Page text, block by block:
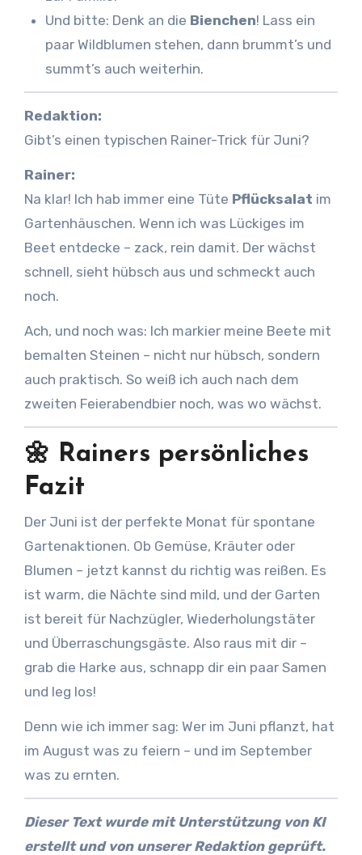
Und bitte: Denk an die Bienchen! Lass ein
paar Wildblumen stehen, dann brummt’s und
summt’s auch weiterhin.
Redaktion:
Gibt’s einen typischen Rainer-Trick für Juni?
Rainer:
Na klar! Ich hab immer eine Tüte Pflücksalat im
Gartenhäuschen. Wenn ich was Lückiges im
Beet entdecke – zack, rein damit. Der wächst
schnell, sieht hübsch aus und schmeckt auch
noch.
Ach, und noch was: Ich markier meine Beete mit
bemalten Steinen – nicht nur hübsch, sondern
auch praktisch. So weiß ich auch nach dem
zweiten Feierabendbier noch, was wo wächst.
🌼 Rainers persönliches
Fazit
Der Juni ist der perfekte Monat für spontane
Gartenaktionen. Ob Gemüse, Kräuter oder
Blumen – jetzt kannst du richtig was reißen. Es
ist warm, die Nächte sind mild, und der Garten
ist bereit für Nachzügler, Wiederholungstäter
und Überraschungsgäste. Also raus mit dir –
grab die Harke aus, schnapp dir ein paar Samen
und leg los!
Denn wie ich immer sag: Wer im Juni pflanzt, hat
im August was zu feiern – und im September
was zu ernten.
Dieser Text wurde mit Unterstützung von KI
erstellt und von unserer Redaktion geprüft.